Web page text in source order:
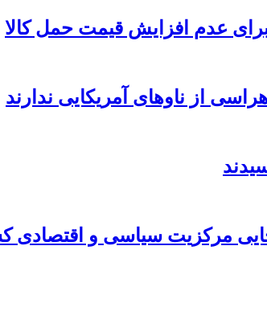
عدم افزایش قیمت حمل کالا
از ناوهای آمریکایی ندارند
مرکزیت سیاسی و